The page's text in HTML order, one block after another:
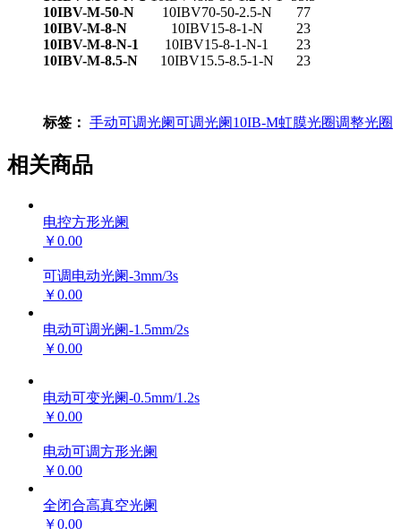
10IBV-M-50-N
10IBV70-50-2.5-N
77
10IBV-M-8-N
10IBV15-8-1-N
23
10IBV-M-8-N-1
10IBV15-8-1-N-1
23
10IBV-M-8.5-N
10IBV15.5-8.5-1-N 23
标签： 手动可调光阑可调光阑10IB-M虹膜光圈调整光圈
相关商品
电控方形光阑
￥0.00
可调电动光阑-3mm/3s
￥0.00
电动可调光阑-1.5mm/2s
￥0.00
电动可变光阑-0.5mm/1.2s
￥0.00
电动可调方形光阑
￥0.00
全闭合高真空光阑
￥0.00